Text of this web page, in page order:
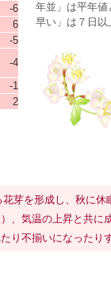
-6
6
-5
-4
-1
2
年並」は平年
早い」は７日
芽を形成し、秋に
、気温の上昇と共に
り不揃いになったり